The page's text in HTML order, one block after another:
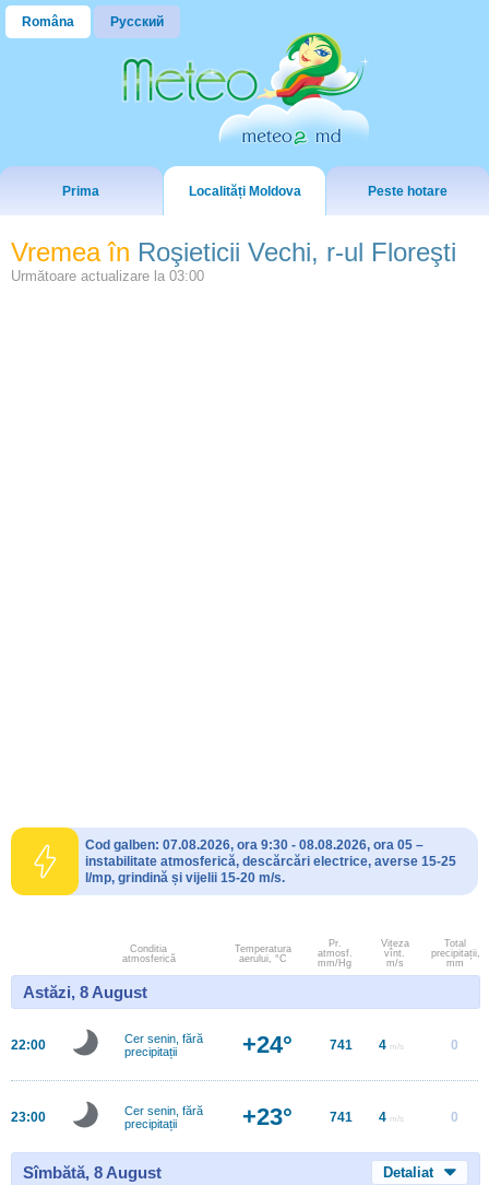
Româna Русский
Prima Localități Moldova Peste hotare
Vremea în Roşieticii Vechi, r-ul Floreşti
Următoare actualizare la 03:00
Cod galben: 07.08.2026, ora 9:30 - 08.08.2026, ora 05 –
instabilitate atmosferică, descărcări electrice, averse 15-25
l/mp, grindină și vijelii 15-20 m/s.
Conditia
atmosferică
Temperatura
aerului, °C
Pr.
atmosf.
mm/Hg
Viteza
vînt.
m/s
Total
precipitații,
mm
Astăzi, 8 August
22:00
Cer senin, fără
precipitații
+24° 741 4 m/s 0
23:00
Cer senin, fără
precipitații
+23° 741 4 m/s 0
Sîmbătă, 8 August Detaliat